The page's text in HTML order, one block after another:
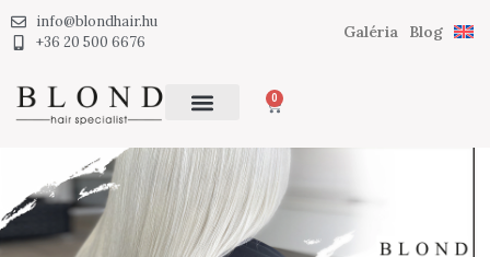
info@blondhair.hu
+36 20 500 6676
Galéria Blog
0